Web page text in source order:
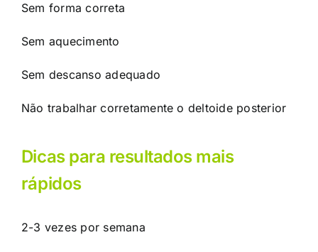
Sem forma correta
Sem aquecimento
Sem descanso adequado
Não trabalhar corretamente o deltoide posterior
Dicas para resultados mais
rápidos
2-3 vezes por semana